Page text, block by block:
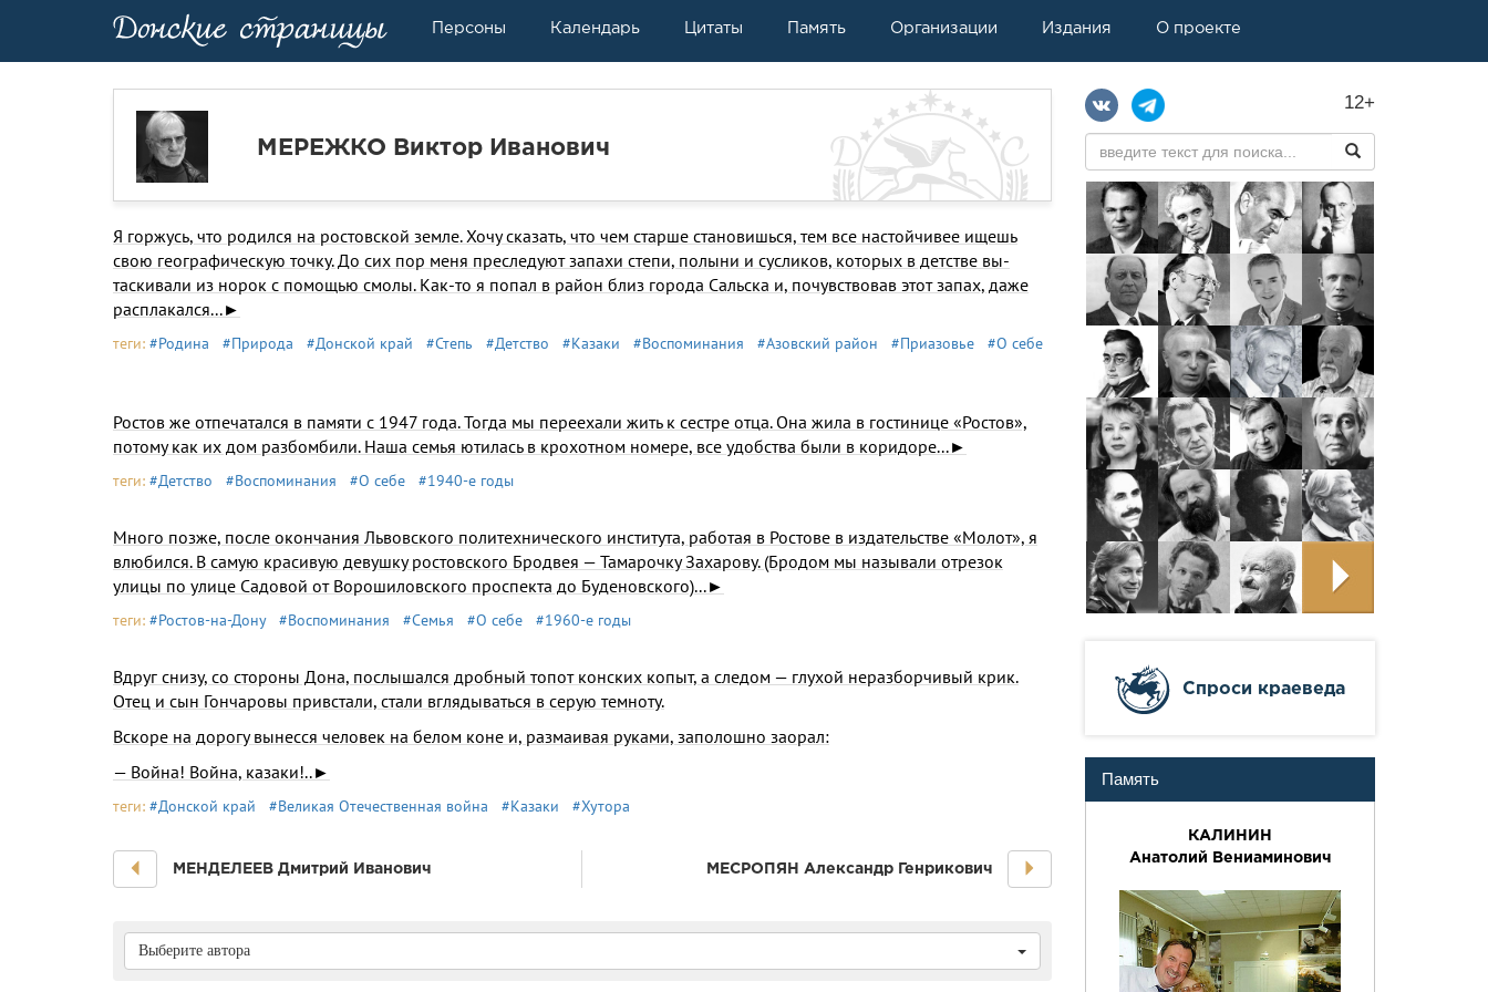
Персоны Календарь Цитаты Память Организации Издания О проекте
МЕРЕЖКО Виктор Иванович
Я горжусь, что родился на ростовской земле. Хочу сказать, что чем старше становишься, тем все настойчивее ищешь
свою геогра­фическую точку. До сих пор меня преследуют запахи степи, полыни и сусликов, которых в детстве вы­
таскивали из норок с помощью смолы. Как-то я попал в район близ города Сальска и, почувствовав этот запах, даже
расплакался...►
теги: #Родина #Природа #Донской край #Степь #Детство #Казаки #Воспоминания #Азовский район #Приазовье #О себе
Ростов же отпечатался в памяти с 1947 года. Тогда мы переехали жить к сестре отца. Она жила в гостинице «Ростов»,
потому как их дом разбомбили. Наша семья ютилась в крохотном номере, все удобства были в коридоре...►
теги: #Детство #Воспоминания #О себе #1940-е годы
Много позже, после окончания Львовского политехнического ин­ститута, работая в Ростове в изда­тельстве «Молот», я
влюбился. В самую красивую девушку ростов­ского Бродвея — Тамарочку Заха­рову. (Бродом мы называли отре­зок
улицы по улице Садовой от Ворошиловского проспекта до Буденовского)...►
теги: #Ростов-на-Дону #Воспоминания #Семья #О себе #1960-е годы
Вдруг снизу, со стороны Дона, послышался дробный топот конских копыт, а следом — глухой неразборчивый крик.
Отец и сын Гончаровы привстали, стали вглядываться в серую темноту.
Вскоре на дорогу вынесся человек на белом коне и, разма­ивая руками, заполошно заорал:
— Война! Война, казаки!..►
теги: #Донской край #Великая Отечественная война #Казаки #Хутора
МЕНДЕЛЕЕВ Дмитрий Иванович МЕСРОПЯН Александр Генрикович
Выберите автора
12+
Cпроси краеведа
Память
КАЛИНИН
Анатолий Вениаминович